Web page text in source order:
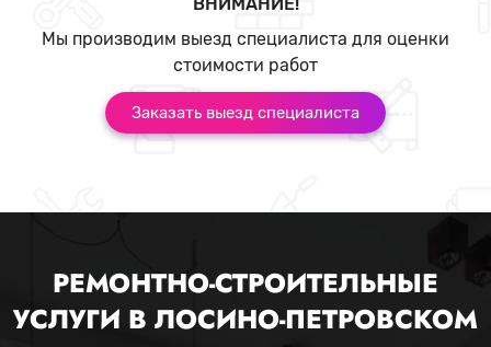
Мы производим выезд специалиста для оценки
стоимости работ
Заказать выезд специалиста
РЕМОНТНО-СТРОИТЕЛЬНЫЕ
УСЛУГИ В ЛОСИНО-ПЕТРОВСКОМ